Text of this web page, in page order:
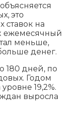
это
на
ежемесячный
меньше,
денег.
180 дней, по
Годом
19,2%.
выросла